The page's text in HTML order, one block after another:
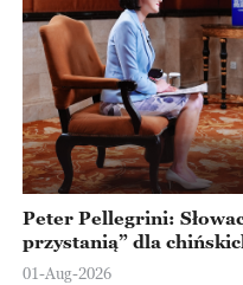
Peter Pellegrini:
przystanią” dla
Europejskiej
01-Aug-2026